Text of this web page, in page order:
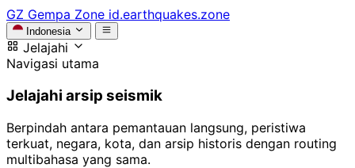
GZ Gempa Zone id.earthquakes.zone
Indonesia
Jelajahi
Navigasi utama
Jelajahi arsip seismik
Berpindah antara pemantauan langsung, peristiwa
terkuat, negara, kota, dan arsip historis dengan routing
multibahasa yang sama.